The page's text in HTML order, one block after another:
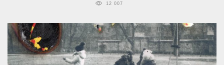
12 007